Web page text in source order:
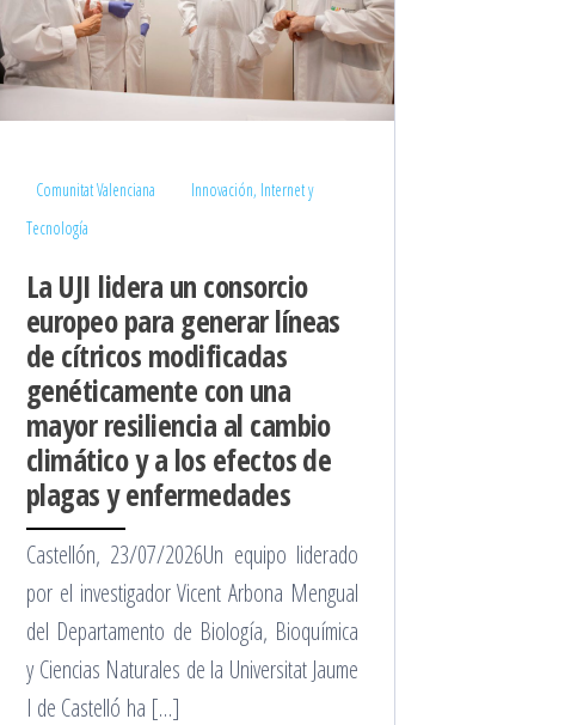
Comunitat Valenciana
Innovación, Internet y
Tecnología
La UJI lidera un consorcio
europeo para generar líneas
de cítricos modificadas
genéticamente con una
mayor resiliencia al cambio
climático y a los efectos de
plagas y enfermedades
Castellón, 23/07/2026Un equipo liderado
por el investigador Vicent Arbona Mengual
del Departamento de Biología, Bioquímica
y Ciencias Naturales de la Universitat Jaume
I de Castelló ha […]